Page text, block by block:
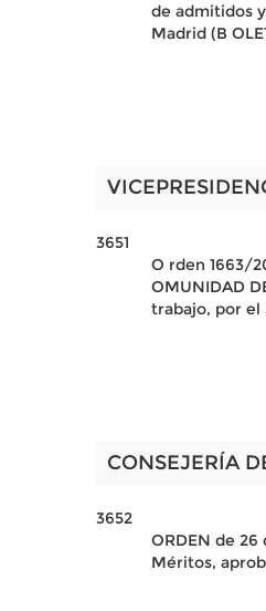
de admitidos
Madrid (B
3651
O rden 1663/
OMUNIDAD
trabajo, por el
CONSEJERÍA
3652
ORDEN de
Méritos,